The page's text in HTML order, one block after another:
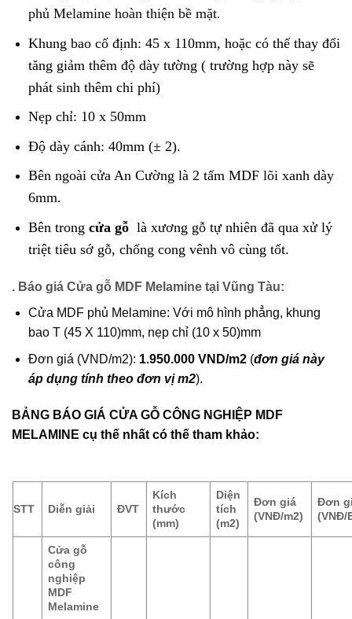
phủ Melamine hoàn thiện bề mặt.
Khung bao cố định: 45 x 110mm, hoặc có thể thay đổi
tăng giảm thêm độ dày tường ( trường hợp này sẽ
phát sinh thêm chi phí)
Nẹp chỉ: 10 x 50mm
Độ dày cánh: 40mm (± 2).
Bên ngoài cửa An Cường là 2 tấm MDF lõi xanh dày
6mm.
Bên trong cửa gỗ là xương gỗ tự nhiên đã qua xử lý
triệt tiêu sớ gỗ, chống cong vênh vô cùng tốt.
. Báo giá Cửa gỗ MDF Melamine tại Vũng Tàu:
Cửa MDF phủ Melamine: Với mô hình phẳng, khung
bao T (45 X 110)mm, nẹp chỉ (10 x 50)mm
Đơn giá (VND/m2): 1.950.000 VND/m2(đơn giá này
áp dụng tính theo đơn vị m2).
BẢNG BÁO GIÁ CỬA GỖ CÔNG NGHIỆP MDF
MELAMINE cụ thế nhất có thế tham khảo:
STT Diễn giải ĐVT
Kích
thước
(mm)
Diện
tích
(m2)
Đơn giá
(VNĐ/m2)
Đơn
(VNĐ/
Cửa gỗ
công
nghiệp
MDF
Melamine